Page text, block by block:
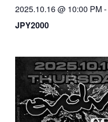
2025.10.16 @ 10:00 PM-
JPY2000